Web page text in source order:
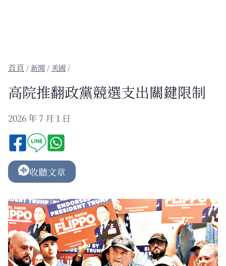
/新聞 / 美國 /
高院推翻政黨競選支出關鍵限制
2026 年 7 月 1 日
收聽文章